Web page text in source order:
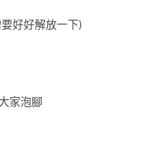
好好解放一下)
家泡腳